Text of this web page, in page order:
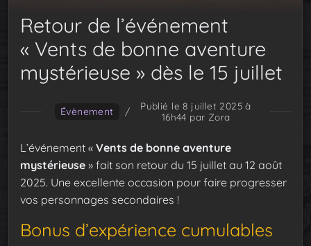
Retour de l’événement
« Vents de bonne aventure
mystérieuse » dès le 15 juillet
Évènement /
Publié le 8 juillet 2025 à
16h44 par Zora
L’événement « Vents de bonne aventure
mystérieuse » fait son retour du 15 juillet au 12 août
2025. Une excellente occasion pour faire progresser
vos personnages secondaires !
Bonus d’expérience cumulables